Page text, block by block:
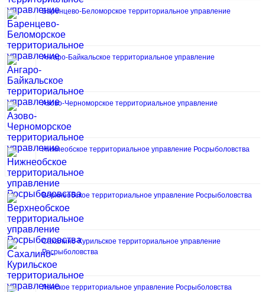
Баренцево-Беломорское территориальное управление
Ангаро-Байкальское территориальное управление
Азово-Черноморское территориальное управление
Нижнеобское территориальное управление Росрыболовства
Верхнеобское территориальное управление Росрыболовства
Сахалино-Курильское территориальное управление
Росрыболовства
Ленское территориальное управление Росрыболовства